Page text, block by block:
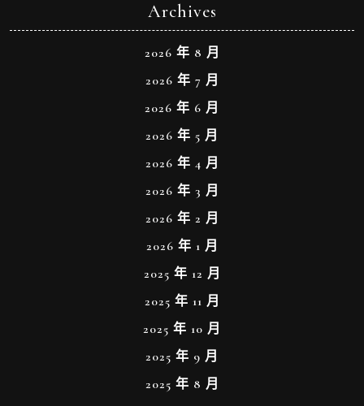
Archives
2026 年 8 月
2026 年 7 月
2026 年 6 月
2026 年 5 月
2026 年 4 月
2026 年 3 月
2026 年 2 月
2026 年 1 月
2025 年 12 月
2025 年 11 月
2025 年 10 月
2025 年 9 月
2025 年 8 月